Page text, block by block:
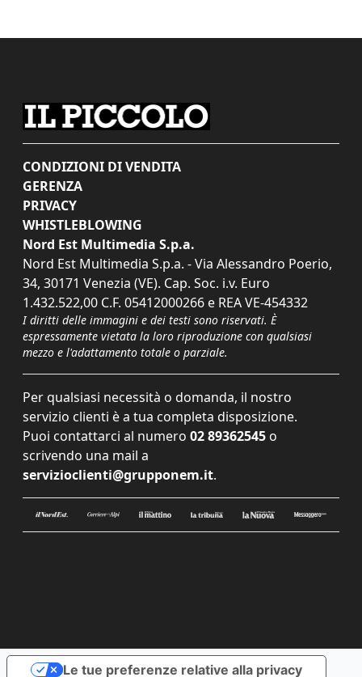
CONDIZIONI DI VENDITA
GERENZA
PRIVACY
WHISTLEBLOWING
Nord Est Multimedia S.p.a.
Nord Est Multimedia S.p.a. - Via Alessandro Poerio,
34, 30171 Venezia (VE). Cap. Soc. i.v. Euro
1.432.522,00 C.F. 05412000266 e REA VE-454332
I diritti delle immagini e dei testi sono riservati. È
espressamente vietata la loro riproduzione con qualsiasi
mezzo e l'adattamento totale o parziale.
Per qualsiasi necessità o domanda, il nostro
servizio clienti è a tua completa disposizione.
Puoi contattarci al numero 02 89362545 o
scrivendo una mail a
servizioclienti@grupponem.it.
Le tue preferenze relative alla privacy